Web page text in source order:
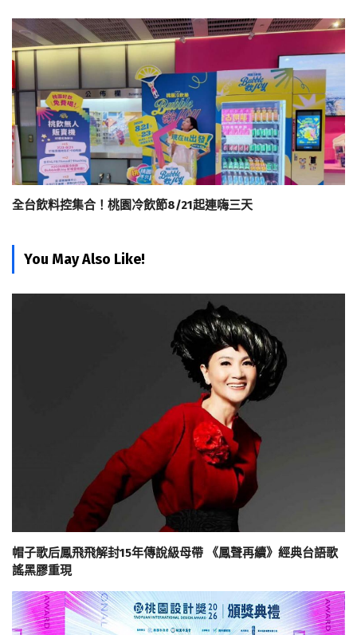
全台飲料控集合！桃園冷飲節8/21起連嗨三天
You May Also Like!
帽子歌后鳳飛飛解封15年傳說級母帶 《鳳聲再續》經典台語歌
謠黑膠重現